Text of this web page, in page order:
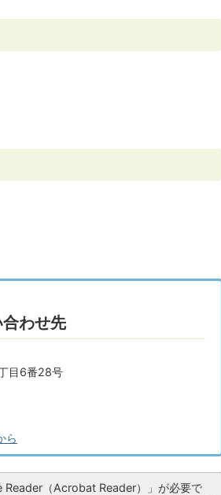
わせ先
目6番28号
ら
Reader（Acrobat Reader）」が必要で